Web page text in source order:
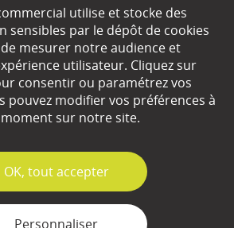
EN SAVOIR
Qui sommes-nous ?
Partenaires
Plan du site
utilise et stocke des
sensibles par le dépôt de cookies
mesurer notre audience et
utilisateur. Cliquez sur
consentir ou paramétrez vos
pouvez modifier vos préférences à
sur notre site.
✓
OK, tout accepter
Personnaliser